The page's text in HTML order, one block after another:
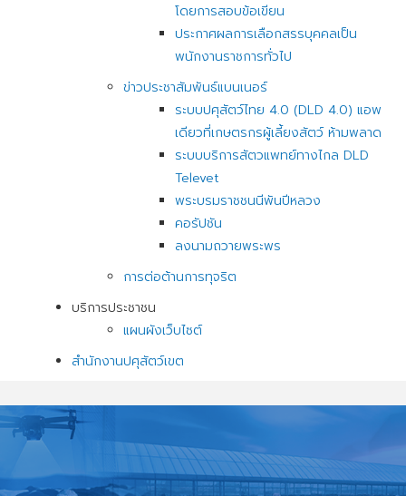
โดยการสอบข้อเขียน
ประกาศผลการเลือกสรรบุคคลเป็น
พนักงานราชการทั่วไป
ข่าวประชาสัมพันธ์แบนเนอร์
ระบบปศุสัตว์ไทย 4.0 (DLD 4.0) แอพ
เดียวที่เกษตรกรผู้เลี้ยงสัตว์ ห้ามพลาด
ระบบบริการสัตวแพทย์ทางไกล DLD
Televet
พระบรมราชชนนีพันปีหลวง
คอรัปชัน
ลงนามถวายพระพร
การต่อต้านการทุจริต
บริการประชาชน
แผนผังเว็บไซต์
สำนักงานปศุสัตว์เขต